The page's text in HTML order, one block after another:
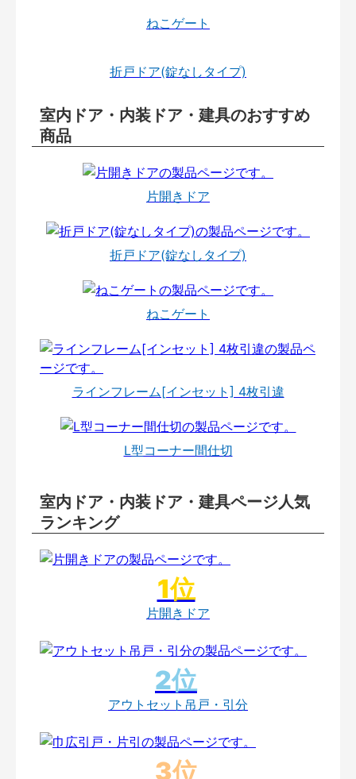
ねこゲート
折戸ドア(錠なしタイプ)
室内ドア・内装ドア・建具のおすすめ
商品
片開きドア
折戸ドア(錠なしタイプ)
ねこゲート
ラインフレーム[インセット] 4枚引違
L型コーナー間仕切
室内ドア・内装ドア・建具ページ人気
ランキング
片開きドア
アウトセット吊戸・引分